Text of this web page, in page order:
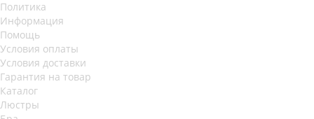
Политика
Информация
Помощь
Условия оплаты
Условия доставки
Гарантия на товар
Каталог
Люстры